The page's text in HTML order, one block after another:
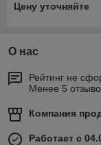
Цену уточняйте
О нас
Рейтинг не
Менее 5
Компания
Работает с